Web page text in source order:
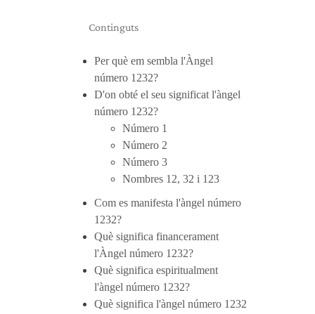
Continguts
Per què em sembla l'Àngel
número 1232?
D'on obté el seu significat l'àngel
número 1232?
Número 1
Número 2
Número 3
Nombres 12, 32 i 123
Com es manifesta l'àngel número
1232?
Què significa financerament
l'Àngel número 1232?
Què significa espiritualment
l'àngel número 1232?
Què significa l'àngel número 1232